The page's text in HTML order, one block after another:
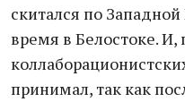
скитался по
время в Белостоке.
принимал, так как